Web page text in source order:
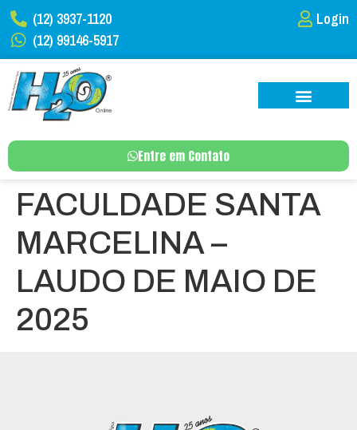
(12) 3937-1120
(12) 99146-5917
Login
Entre em Contato
FACULDADE SANTA
MARCELINA –
LAUDO DE MAIO DE
2025